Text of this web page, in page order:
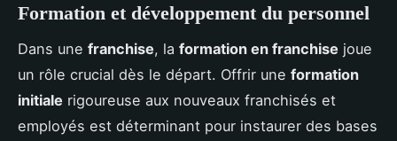
Formation et développement du personnel
Dans une franchise, la formation en franchise joue
un rôle crucial dès le départ. Offrir une formation
initiale rigoureuse aux nouveaux franchisés et
employés est déterminant pour instaurer des bases